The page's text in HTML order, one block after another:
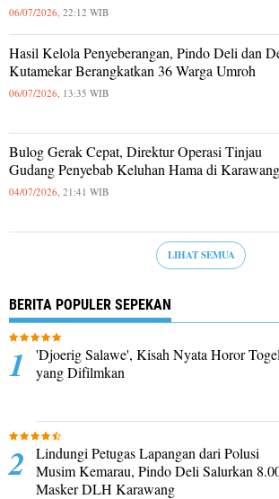
06/07/2026, 22:12 WIB
Hasil Kelola Penyeberangan, Pindo Deli dan
Kutamekar Berangkatkan 36 Warga Umroh
06/07/2026, 13:35 WIB
Bulog Gerak Cepat, Direktur Operasi Tinjau
Gudang Penyebab Keluhan Hama di Karawang
04/07/2026, 21:41 WIB
LIHAT SEMUA
BERITA POPULER SEPEKAN
'Djoerig Salawe', Kisah Nyata Horor Togel
yang Difilmkan
Lindungi Petugas Lapangan dari Polusi
Musim Kemarau, Pindo Deli Salurkan
Masker DLH Karawang